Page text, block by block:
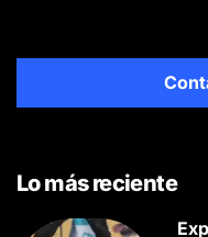
Lo más reciente